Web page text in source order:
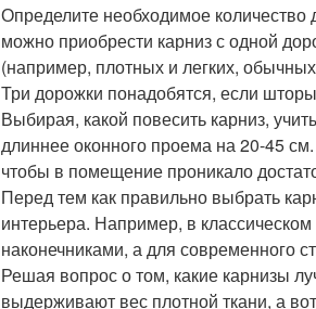
Определите необходимое количество
можно приобрести карниз с одной
(например, плотных и легких,
Три дорожки понадобятся, если
Выбирая, какой повесить карниз,
длиннее оконного проема на 20-45
чтобы в помещение проникало
Перед тем как правильно выбрать
интерьера. Например, в
наконечниками, а для современного
Решая вопрос о том, какие карнизы
выдерживают вес плотной ткани, а